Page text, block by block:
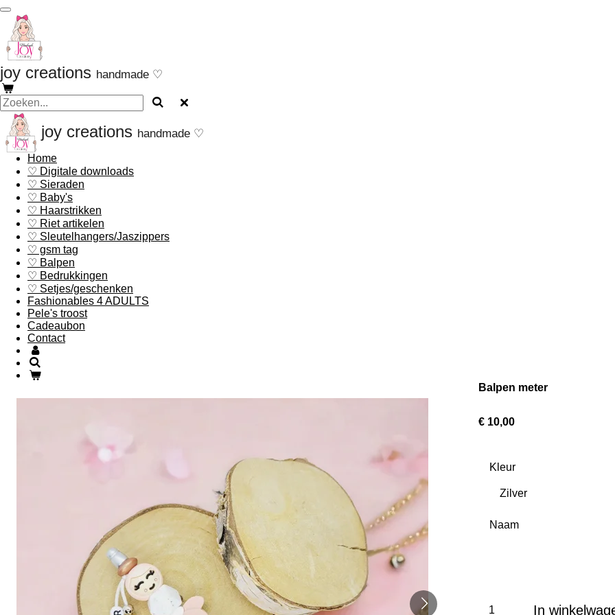
Ga
direct
naar
de
hoofdinhoud
joy creations handmade ♡
joy creations handmade ♡
Home
♡ Digitale downloads
♡ Sieraden
♡ Baby's
♡ Haarstrikken
♡ Riet artikelen
♡ Sleutelhangers/Jaszippers
♡ gsm tag
♡ Balpen
♡ Bedrukkingen
♡ Setjes/geschenken
Fashionables 4 ADULTS
Pele's troost
Cadeaubon
Contact
Balpen meter
€ 10,00
Kleur
Naam
In